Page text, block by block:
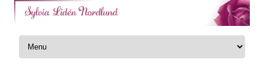
Skip to content